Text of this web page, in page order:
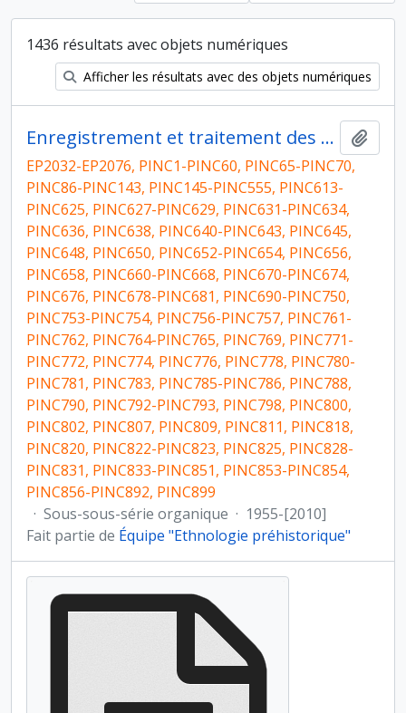
1436 résultats avec objets numériques
Afficher les résultats avec des objets numériques
Enregistrement et traitement des données de terrain
EP2032-EP2076, PINC1-PINC60, PINC65-PINC70,
PINC86-PINC143, PINC145-PINC555, PINC613-
PINC625, PINC627-PINC629, PINC631-PINC634,
PINC636, PINC638, PINC640-PINC643, PINC645,
PINC648, PINC650, PINC652-PINC654, PINC656,
PINC658, PINC660-PINC668, PINC670-PINC674,
PINC676, PINC678-PINC681, PINC690-PINC750,
PINC753-PINC754, PINC756-PINC757, PINC761-
PINC762, PINC764-PINC765, PINC769, PINC771-
PINC772, PINC774, PINC776, PINC778, PINC780-
PINC781, PINC783, PINC785-PINC786, PINC788,
PINC790, PINC792-PINC793, PINC798, PINC800,
PINC802, PINC807, PINC809, PINC811, PINC818,
PINC820, PINC822-PINC823, PINC825, PINC828-
PINC831, PINC833-PINC851, PINC853-PINC854,
PINC856-PINC892, PINC899
· Sous-sous-série organique · 1955-[2010]
Fait partie de Équipe "Ethnologie préhistorique"